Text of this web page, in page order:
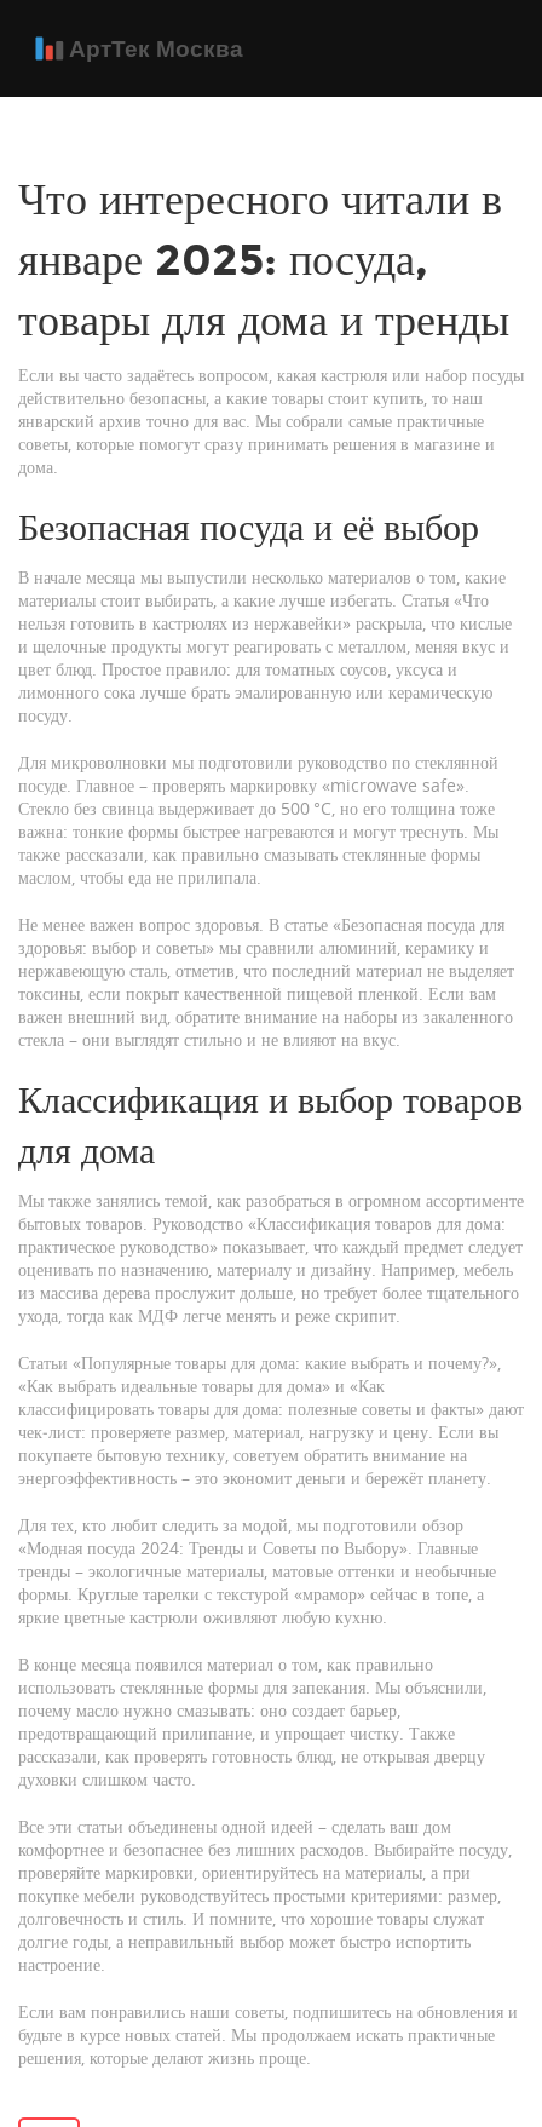
Что интересного читали в
январе 2025: посуда,
товары для дома и тренды
Если вы часто задаётесь вопросом, какая кастрюля или набор посуды
действительно безопасны, а какие товары стоит купить, то наш
январский архив точно для вас. Мы собрали самые практичные
советы, которые помогут сразу принимать решения в магазине и
дома.
Безопасная посуда и её выбор
В начале месяца мы выпустили несколько материалов о том, какие
материалы стоит выбирать, а какие лучше избегать. Статья «Что
нельзя готовить в кастрюлях из нержавейки» раскрыла, что кислые
и щелочные продукты могут реагировать с металлом, меняя вкус и
цвет блюд. Простое правило: для томатных соусов, уксуса и
лимонного сока лучше брать эмалированную или керамическую
посуду.
Для микроволновки мы подготовили руководство по стеклянной
посуде. Главное – проверять маркировку «microwave safe».
Стекло без свинца выдерживает до 500 °C, но его толщина тоже
важна: тонкие формы быстрее нагреваются и могут треснуть. Мы
также рассказали, как правильно смазывать стеклянные формы
маслом, чтобы еда не прилипала.
Не менее важен вопрос здоровья. В статье «Безопасная посуда для
здоровья: выбор и советы» мы сравнили алюминий, керамику и
нержавеющую сталь, отметив, что последний материал не выделяет
токсины, если покрыт качественной пищевой пленкой. Если вам
важен внешний вид, обратите внимание на наборы из закаленного
стекла – они выглядят стильно и не влияют на вкус.
Классификация и выбор товаров
для дома
Мы также занялись темой, как разобраться в огромном ассортименте
бытовых товаров. Руководство «Классификация товаров для дома:
практическое руководство» показывает, что каждый предмет следует
оценивать по назначению, материалу и дизайну. Например, мебель
из массива дерева прослужит дольше, но требует более тщательного
ухода, тогда как МДФ легче менять и реже скрипит.
Статьи «Популярные товары для дома: какие выбрать и почему?»,
«Как выбрать идеальные товары для дома» и «Как
классифицировать товары для дома: полезные советы и факты» дают
чек‑лист: проверяете размер, материал, нагрузку и цену. Если вы
покупаете бытовую технику, советуем обратить внимание на
энергоэффективность – это экономит деньги и бережёт планету.
Для тех, кто любит следить за модой, мы подготовили обзор
«Модная посуда 2024: Тренды и Советы по Выбору». Главные
тренды – экологичные материалы, матовые оттенки и необычные
формы. Круглые тарелки с текстурой «мрамор» сейчас в топе, а
яркие цветные кастрюли оживляют любую кухню.
В конце месяца появился материал о том, как правильно
использовать стеклянные формы для запекания. Мы объяснили,
почему масло нужно смазывать: оно создает барьер,
предотвращающий прилипание, и упрощает чистку. Также
рассказали, как проверять готовность блюд, не открывая дверцу
духовки слишком часто.
Все эти статьи объединены одной идеей – сделать ваш дом
комфортнее и безопаснее без лишних расходов. Выбирайте посуду,
проверяйте маркировки, ориентируйтесь на материалы, а при
покупке мебели руководствуйтесь простыми критериями: размер,
долговечность и стиль. И помните, что хорошие товары служат
долгие годы, а неправильный выбор может быстро испортить
настроение.
Если вам понравились наши советы, подпишитесь на обновления и
будьте в курсе новых статей. Мы продолжаем искать практичные
решения, которые делают жизнь проще.